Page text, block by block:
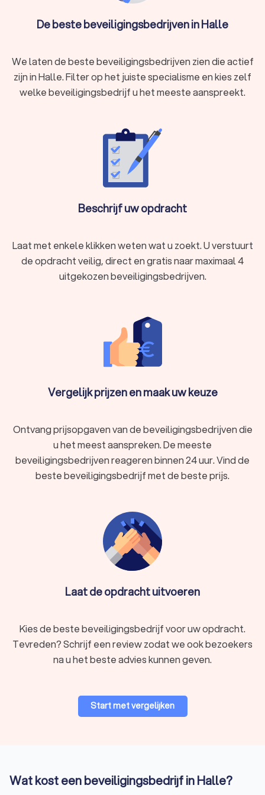
woning. We kunnen u ook helpen door direct prijsopgaven aan
beveiligingsbedrijf kiezen dat bij u past.
De beste beveiligingsbedrijven in Halle
We laten de beste beveiligingsbedrijven zien die actief
zijn in Halle. Filter op het juiste specialisme en kies zelf
welke beveiligingsbedrijf u het meeste aanspreekt.
Beschrijf uw opdracht
Laat met enkele klikken weten wat u zoekt. U verstuurt
de opdracht veilig, direct en gratis naar maximaal 4
uitgekozen beveiligingsbedrijven.
Vergelijk prijzen en maak uw keuze
Ontvang prijsopgaven van de beveiligingsbedrijven die
u het meest aanspreken. De meeste
beveiligingsbedrijven reageren binnen 24 uur. Vind de
beste beveiligingsbedrijf met de beste prijs.
Laat de opdracht uitvoeren
Kies de beste beveiligingsbedrijf voor uw opdracht.
Tevreden? Schrijf een review zodat we ook bezoekers
na u het beste advies kunnen geven.
Start met vergelijken
Wat kost een beveiligingsbedrijf in Halle?